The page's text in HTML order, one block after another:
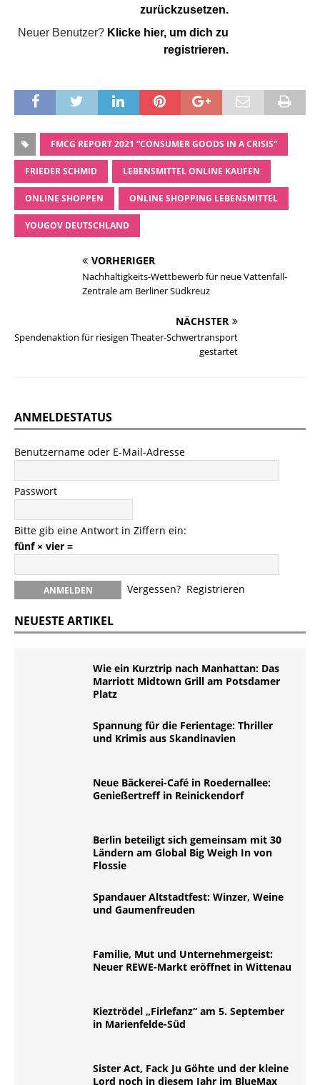
zurückzusetzen.
Neuer Benutzer? Klicke hier, um dich zu
registrieren.
FMCG REPORT 2021 “CONSUMER GOODS IN A CRISIS“
FRIEDER SCHMID LEBENSMITTEL ONLINE KAUFEN
ONLINE SHOPPEN ONLINE SHOPPING LEBENSMITTEL
YOUGOV DEUTSCHLAND
VORHERIGER
Nachhaltigkeits-Wettbewerb für neue Vattenfall-
Zentrale am Berliner Südkreuz
NÄCHSTER
Spendenaktion für riesigen Theater-Schwertransport
gestartet
ANMELDESTATUS
Benutzername oder E-Mail-Adresse
Passwort
Bitte gib eine Antwort in Ziffern ein:
fünf × vier =
Vergessen? Registrieren
NEUESTE ARTIKEL
Wie ein Kurztrip nach Manhattan: Das
Marriott Midtown Grill am Potsdamer
Platz
Spannung für die Ferientage: Thriller
und Krimis aus Skandinavien
Neue Bäckerei-Café in Roedernallee:
Genießertreff in Reinickendorf
Berlin beteiligt sich gemeinsam mit 30
Ländern am Global Big Weigh In von
Flossie
Spandauer Altstadtfest: Winzer, Weine
und Gaumenfreuden
Familie, Mut und Unternehmergeist:
Neuer REWE-Markt eröffnet in Wittenau
Kieztrödel „Firlefanz“ am 5. September
in Marienfelde-Süd
Sister Act, Fack Ju Göhte und der kleine
Lord noch in diesem Jahr im BlueMax